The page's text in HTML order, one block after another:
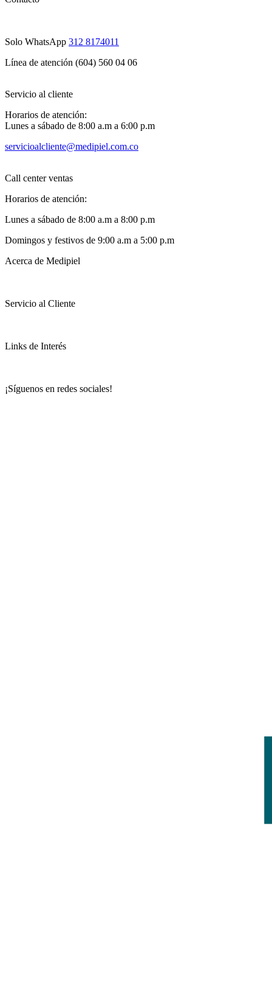
Solo WhatsApp 312 8174011
Línea de atención (604) 560 04 06
Servicio al cliente
Horarios de atención:
Lunes a sábado de 8:00 a.m a 6:00 p.m
servicioalcliente@medipiel.com.co
Call center ventas
Horarios de atención:
Lunes a sábado de 8:00 a.m a 8:00 p.m
Domingos y festivos de 9:00 a.m a 5:00 p.m
Acerca de Medipiel
Servicio al Cliente
Links de Interés
¡Síguenos en redes sociales!